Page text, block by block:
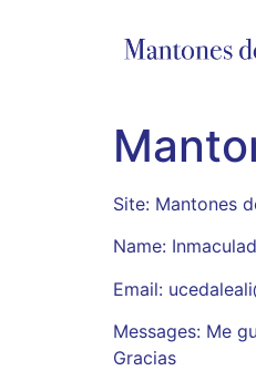
Site: Mantones
Name:
Email:
Messages: Me
Gracias